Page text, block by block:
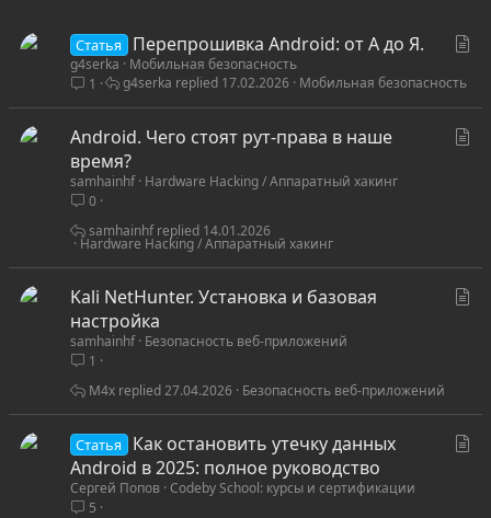
т
Статья Перепрошивка Android: от А до Я.
g4serka
Мобильная безопасность
1
Мобильная безопасность
17.02.2026
g4serka
Android. Чего стоят рут-права в наше
время?
samhainhf Hardware Hacking / Аппаратный хакинг
0
Hardware Hacking / Аппаратный хакинг
14.01.2026
samhainhf
я
Kali NetHunter. Установка и базовая
настройка
samhainhf Безопасность веб-приложений
1
Безопасность веб-приложений
27.04.2026
M4x
Статья
Как остановить утечку данных
Android в 2025: полное руководство
Сергей Попов Codeby School: курсы и сертификации
5